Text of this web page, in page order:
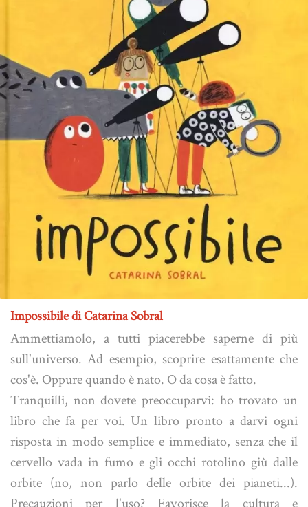
Impossibile di Catarina Sobral
Ammettiamolo, a tutti piacerebbe saperne di più
sull'universo. Ad esempio, scoprire esattamente che
cos'è. Oppure quando è nato. O da cosa è fatto.
Tranquilli, non dovete preoccuparvi: ho trovato un
libro che fa per voi. Un libro pronto a darvi ogni
risposta in modo semplice e immediato, senza che il
cervello vada in fumo e gli occhi rotolino giù dalle
orbite (no, non parlo delle orbite dei pianeti...).
Precauzioni per l'uso? Favorisce la cultura e